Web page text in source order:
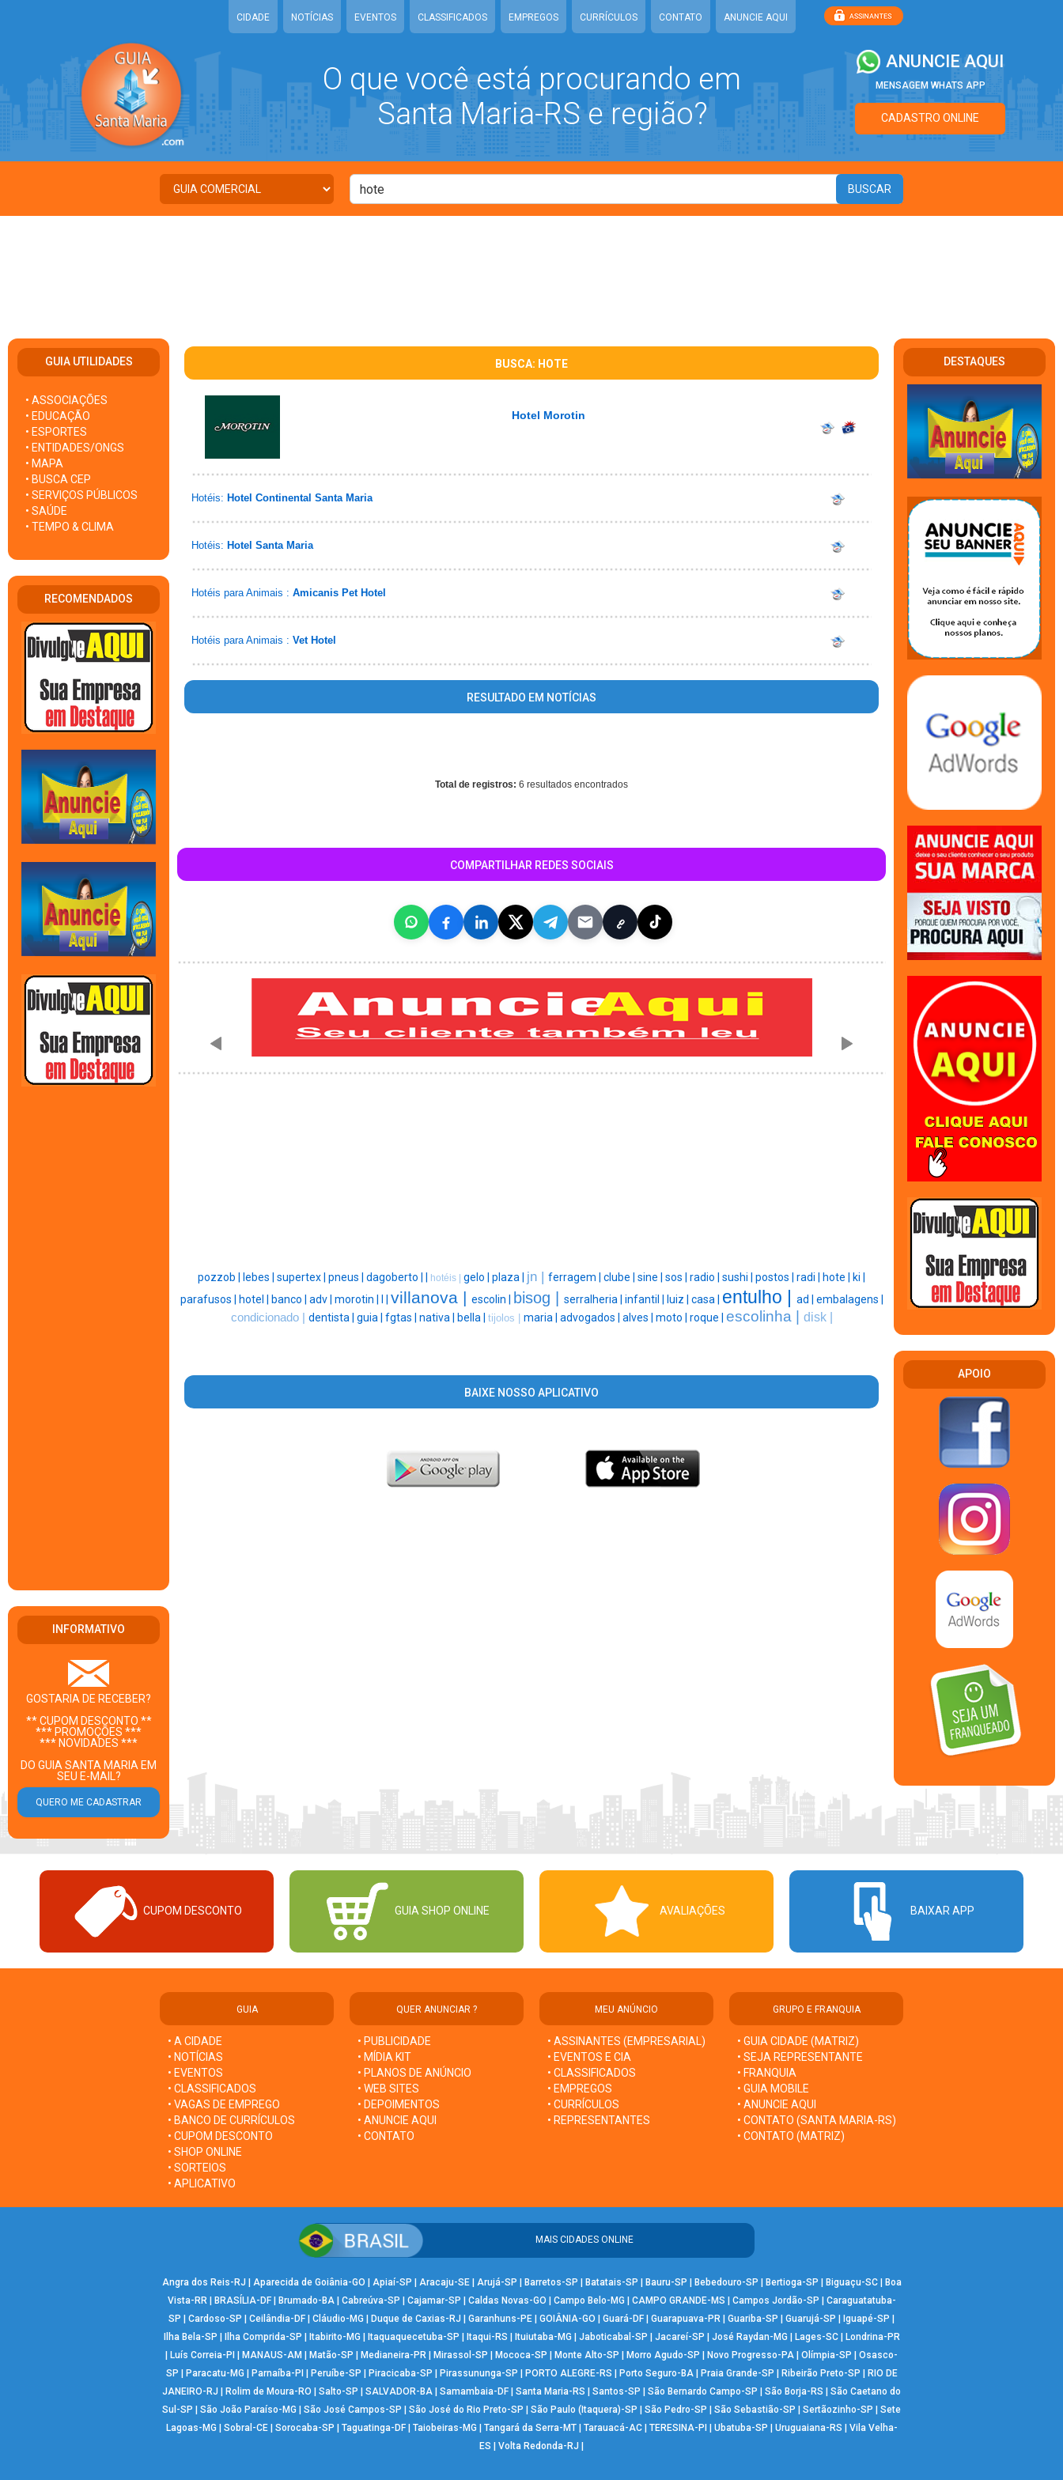
CIDADE NOTÍCIAS EVENTOS CLASSIFICADOS EMPREGOS CURRÍCULOS CONTATO ANUNCIE AQUI
O que você está procurando em
Santa Maria-RS e região?
ANUNCIE AQUI
MENSAGEM WHATS APP
CADASTRO ONLINE
GUIA UTILIDADES
• ASSOCIAÇÕES
• EDUCAÇÃO
• ESPORTES
• ENTIDADES/ONGS
• MAPA
• BUSCA CEP
• SERVIÇOS PÚBLICOS
• SAÚDE
• TEMPO & CLIMA
RECOMENDADOS
INFORMATIVO
GOSTARIA DE RECEBER?
** CUPOM DESCONTO **
*** PROMOÇÕES ***
*** NOVIDADES ***
DO GUIA SANTA MARIA EM
SEU E-MAIL?
BUSCA: HOTE
Hotel Morotin
Hotéis: Hotel Continental Santa Maria
Hotéis: Hotel Santa Maria
Hotéis para Animais : Amicanis Pet Hotel
Hotéis para Animais : Vet Hotel
RESULTADO EM NOTÍCIAS
Total de registros: 6 resultados encontrados
COMPARTILHAR REDES SOCIAIS
pozzob | lebes | supertex | pneus | dagoberto | hotéis | gelo | plaza | jn | ferragem | clube | sine | sos | radio | sushi | postos | radi | hote |
ki |
parafusos |
hotel | banco | adv | morotin | villanova | escolin | bisog | serralheria | infantil | luiz | casa | entulho | ad | embalagens |
condicionado | dentista | guia | fgtas | nativa | bella | tijolos | maria | advogados | alves | moto | roque | escolinha | disk |
BAIXE NOSSO APLICATIVO
DESTAQUES
APOIO
CUPOM DESCONTO GUIA SHOP ONLINE AVALIAÇÕES BAIXAR APP
GUIA
• A CIDADE
• NOTÍCIAS
• EVENTOS
• CLASSIFICADOS
• VAGAS DE EMPREGO
• BANCO DE CURRÍCULOS
• CUPOM DESCONTO
• SHOP ONLINE
• SORTEIOS
• APLICATIVO
QUER ANUNCIAR ?
• PUBLICIDADE
• MÍDIA KIT
• PLANOS DE ANÚNCIO
• WEB SITES
• DEPOIMENTOS
• ANUNCIE AQUI
• CONTATO
MEU ANÚNCIO
• ASSINANTES (EMPRESARIAL)
• EVENTOS E CIA
• CLASSIFICADOS
• EMPREGOS
• CURRÍCULOS
• REPRESENTANTES
GRUPO E FRANQUIA
• GUIA CIDADE (MATRIZ)
• SEJA REPRESENTANTE
• FRANQUIA
• GUIA MOBILE
• ANUNCIE AQUI
• CONTATO (SANTA MARIA-RS)
• CONTATO (MATRIZ)
MAIS CIDADES ONLINE
Angra dos Reis-RJ | Aparecida de Goiânia-GO | Apiaí-SP | Aracaju-SE| Arujá-SP | Barretos-SP | Batatais-SP | Bauru-SP | Bebedouro-SP | Bertioga-SP | Biguaçu-SC| Boa
Vista-RR | BRASÍLIA-DF| Brumado-BA| Cabreúva-SP | Cajamar-SP | Caldas Novas-GO | Campo Belo-MG | CAMPO GRANDE-MS | Campos Jordão-SP | Caraguatatuba-
SP | Cardoso-SP | Ceilândia-DF | Cláudio-MG | Duque de Caxias-RJ | Garanhuns-PE | GOIÂNIA-GO | Guará-DF | Guarapuava-PR | Guariba-SP | Guarujá-SP | Iguapé-SP |
Ilha Bela-SP | Ilha Comprida-SP | Itabirito-MG | Itaquaquecetuba-SP | Itaqui-RS | Ituiutaba-MG | Jaboticabal-SP | Jacareí-SP | José Raydan-MG | Lages-SC| Londrina-PR
| Luís Correia-PI | MANAUS-AM | Matão-SP | Medianeira-PR | Mirassol-SP | Mococa-SP | Monte Alto-SP | Morro Agudo-SP | Novo Progresso-PA | Olímpia-SP | Osasco-
SP | Paracatu-MG | Parnaíba-PI | Peruíbe-SP | Piracicaba-SP | Pirassununga-SP | PORTO ALEGRE-RS | Porto Seguro-BA| Praia Grande-SP | Ribeirão Preto-SP | RIO DE
JANEIRO-RJ | Rolim de Moura-RO | Salto-SP | SALVADOR-BA | Samambaia-DF | Santa Maria-RS | Santos-SP | São Bernardo Campo-SP | São Borja-RS | São Caetano do
Sul-SP | São João Paraíso-MG | São José Campos-SP | São José do Rio Preto-SP | São Paulo (Itaquera)-SP | São Pedro-SP | São Sebastião-SP | Sertãozinho-SP | Sete
Lagoas-MG | Sobral-CE| Sorocaba-SP | Taguatinga-DF| Taiobeiras-MG | Tangará da Serra-MT| Tarauacá-AC| TERESINA-PI | Ubatuba-SP | Uruguaiana-RS | Vila Velha-
ES | Volta Redonda-RJ |